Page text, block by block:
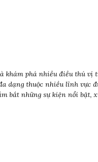
phá nhiều điều thú vị
dạng thuộc nhiều lĩnh vực
bắt những sự kiện nổi bật,